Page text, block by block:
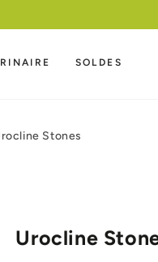
PRIX COMPETITIF
SOLDES
Stones
Urocline